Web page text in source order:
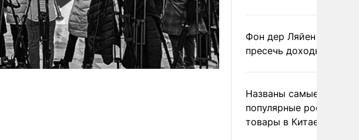
Фон дер Ляйен
пресечь доходы России
Названы самые
популярные российские
товары в Китае